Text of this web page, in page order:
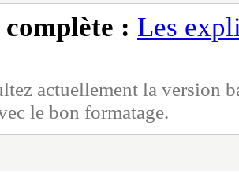
: Les
actuellement la version
le bon formatage.